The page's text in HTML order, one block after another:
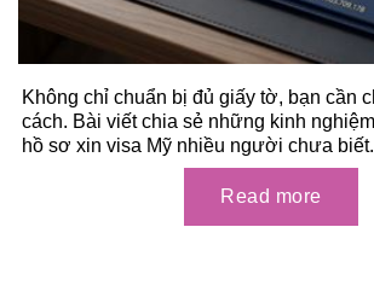
Không chỉ chuẩn bị đủ giấy tờ, bạn cần
cách. Bài viết chia sẻ những kinh
hồ sơ xin visa Mỹ nhiều người chưa biết.